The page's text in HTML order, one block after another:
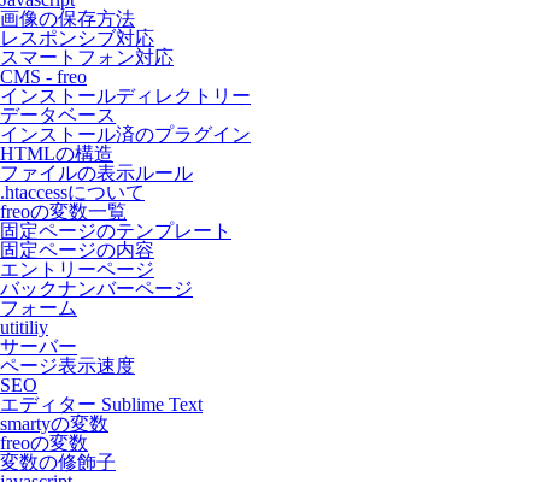
画像の保存方法
レスポンシブ対応
スマートフォン対応
CMS - freo
インストールディレクトリー
データベース
インストール済のプラグイン
HTMLの構造
ファイルの表示ルール
.htaccessについて
freoの変数一覧
固定ページのテンプレート
固定ページの内容
エントリーページ
バックナンバーページ
フォーム
utitiliy
サーバー
ページ表示速度
SEO
エディター Sublime Text
smartyの変数
freoの変数
変数の修飾子